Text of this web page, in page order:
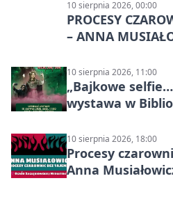
10 sierpnia 2026, 00:00
PROCESY
– ANNA
10 sierpnia 2026, 11:00
„Bajkowe
wystawa w
10 sierpnia 2026, 18:00
Procesy
Anna